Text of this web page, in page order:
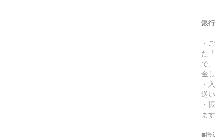
銀
・
た
で
金
・
送
・
ます
■